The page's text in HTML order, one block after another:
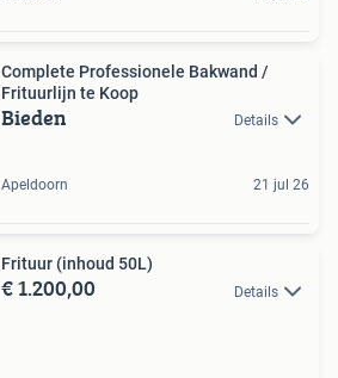
Complete Professionele Bakwand /
Frituurlijn te Koop
Bieden Details
Apeldoorn 21 jul 26
Frituur (inhoud 50L)
€ 1.200,00 Details